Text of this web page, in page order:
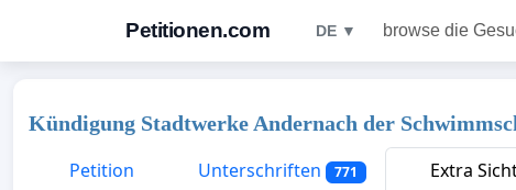
Petitionen.com DE ▼ browse die
Kündigung Stadtwerke Andernach der
Petition
Unterschriften 771 Extra